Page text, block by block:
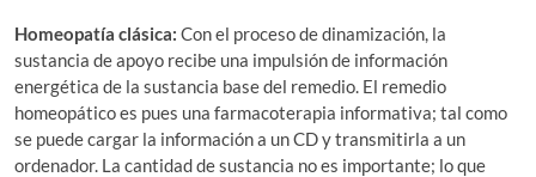
Homeopatía clásica: Con el proceso de dinamización, la
sustancia de apoyo recibe una impulsión de información
energética de la sustancia base del remedio. El remedio
homeopático es pues una farmacoterapia informativa; tal como
se puede cargar la información a un CD y transmitirla a un
ordenador. La cantidad de sustancia no es importante; lo que